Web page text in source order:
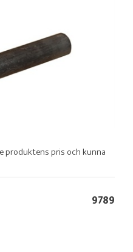
produktens pris och kunna
9789